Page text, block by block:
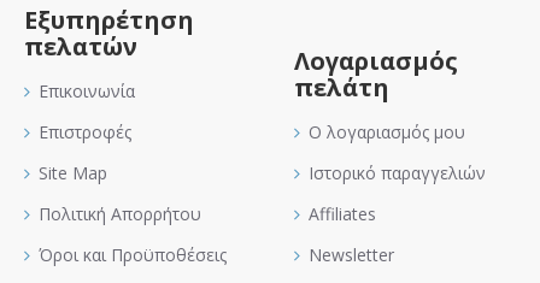
Εξυπηρέτηση
πελατών
Επικοινωνία
Επιστροφές
Site Map
Πολιτική Απορρήτου
Όροι και Προϋποθέσεις
Λογαριασμός
πελάτη
Ο λογαριασμός μου
Ιστορικό παραγγελιών
Affiliates
Newsletter